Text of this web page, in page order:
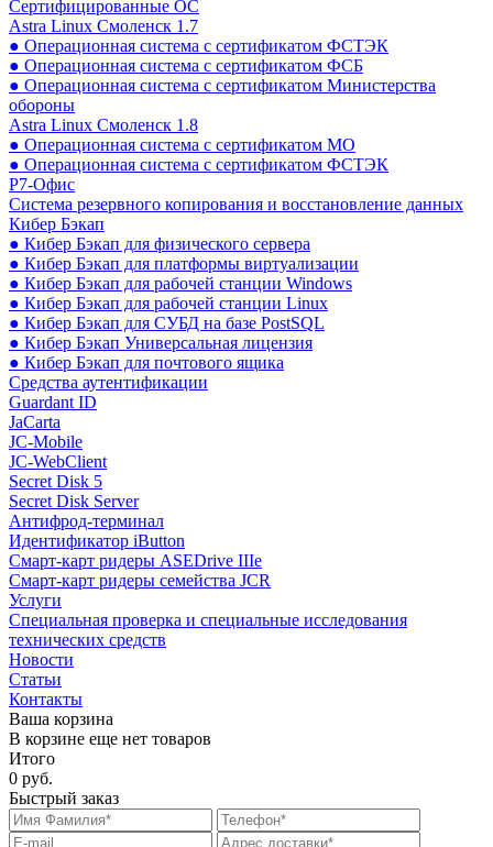
Сертифицированные ОС
Astra Linux Смоленск 1.7
● Операционная система с сертификатом ФСТЭК
● Операционная система с сертификатом ФСБ
● Операционная система с сертификатом Министерства
обороны
Astra Linux Смоленск 1.8
● Операционная система с сертификатом МО
● Операционная система с сертификатом ФСТЭК
Р7-Офис
Система резервного копирования и восстановление данных
Кибер Бэкап
● Кибер Бэкап для физического сервера
● Кибер Бэкап для платформы виртуализации
● Кибер Бэкап для рабочей станции Windows
● Кибер Бэкап для рабочей станции Linux
● Кибер Бэкап для СУБД на базе PostSQL
● Кибер Бэкап Универсальная лицензия
● Кибер Бэкап для почтового ящика
Средства аутентификации
Guardant ID
JaCarta
JC-Mobile
JC-WebClient
Secret Disk 5
Secret Disk Server
Антифрод-терминал
Идентификатор iButton
Смарт-карт ридеры ASEDrive IIIe
Смарт-карт ридеры семейства JCR
Услуги
Специальная проверка и специальные исследования
технических средств
Новости
Статьи
Контакты
Ваша корзина
В корзине еще нет товаров
Итого
0 руб.
Быстрый заказ